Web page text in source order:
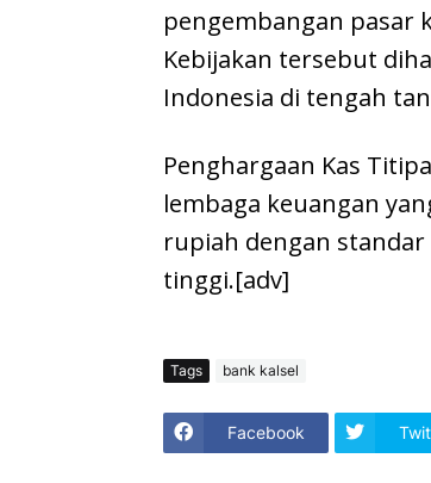
pengembangan pasar
Kebijakan tersebut
Indonesia di tengah
Penghargaan Kas
lembaga keuangan
rupiah dengan
tinggi.[adv]
Tags bank kalsel
Facebook